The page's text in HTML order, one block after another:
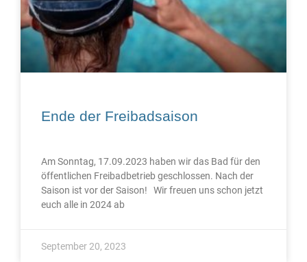
Ende der Freibadsaison
Am Sonntag, 17.09.2023 haben wir das Bad für den
öffentlichen Freibadbetrieb geschlossen. Nach der
Saison ist vor der Saison! Wir freuen uns schon jetzt
euch alle in 2024 ab
September 20, 2023